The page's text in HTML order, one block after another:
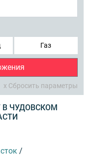
Газ
x Сбросить параметры
ЧУДОВСКОМ
/